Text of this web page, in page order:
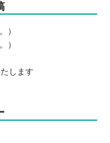
）
）
します